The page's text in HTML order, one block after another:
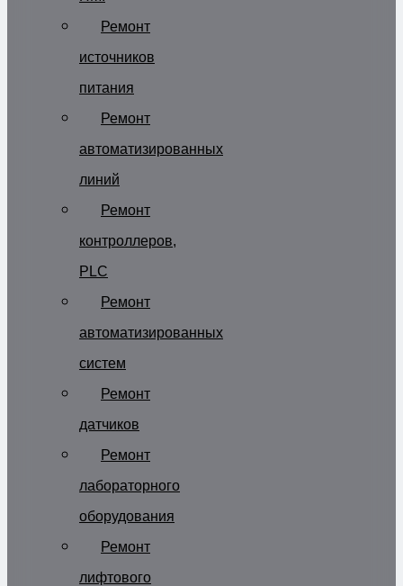
Ремонт
источников
питания
Ремонт
автоматизированных
линий
Ремонт
контроллеров,
PLC
Ремонт
автоматизированных
систем
Ремонт
датчиков
Ремонт
лабораторного
оборудования
Ремонт
лифтового